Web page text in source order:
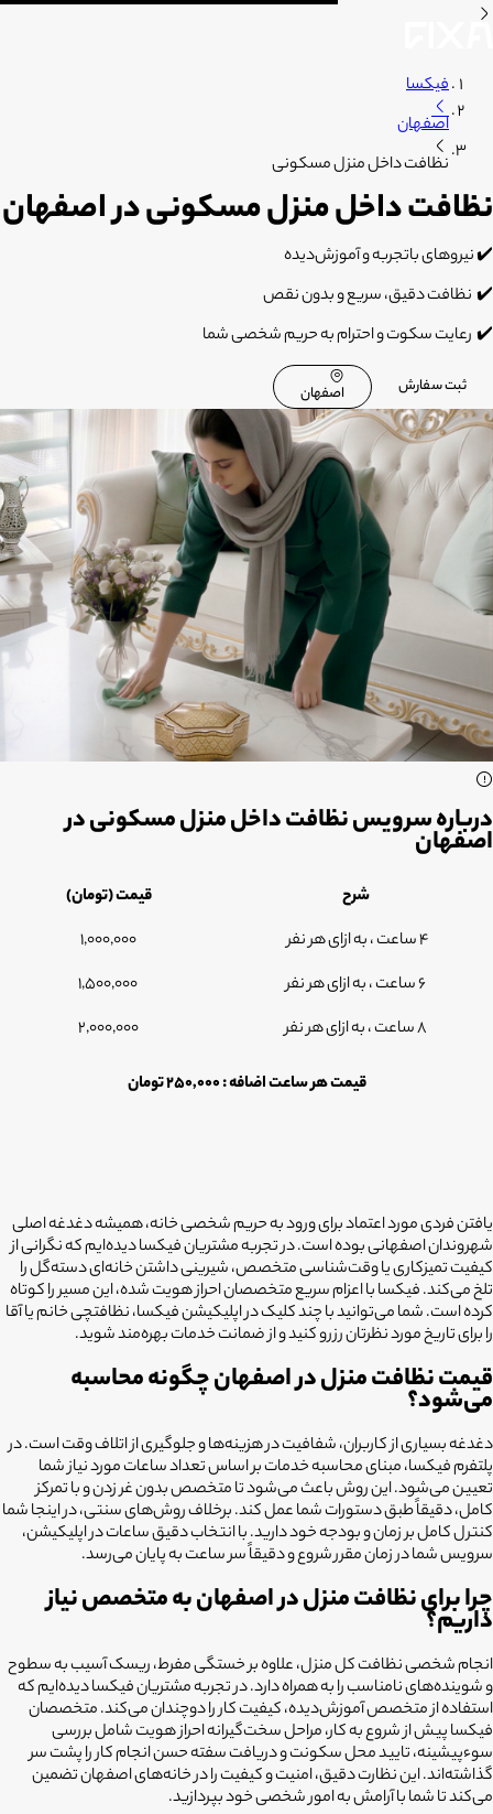
فیکسا
اصفهان
نظافت داخل منزل مسکونی
نظافت داخل منزل مسکونی در اصفهان
✔️نیروهای باتجربه و آموزش‌دیده
✔️ نظافت دقیق، سریع و بدون نقص
✔️ رعایت سکوت و احترام به حریم شخصی شما
ثبت سفارش اصفهان
درباره سرویس نظافت داخل منزل مسکونی در
اصفهان
شرح
قیمت (تومان)
4 ساعت ، به ازای هر نفر
1,000,000
6 ساعت ، به ازای هر نفر
1,500,000
8 ساعت ، به ازای هر نفر
2,000,000
قیمت هر ساعت اضافه : 250,000 تومان
یافتن فردی مورد اعتماد برای ورود به حریم شخصی خانه، همیشه دغدغه اصلی
شهروندان اصفهانی بوده است. در تجربه مشتریان فیکسا دیده‌ایم که نگرانی از
کیفیت تمیزکاری یا وقت‌شناسی متخصص، شیرینی داشتن خانه‌ای دسته‌گل را
تلخ می‌کند. فیکسا با اعزام سریع متخصصان احراز هویت شده، این مسیر را کوتاه
کرده است. شما می‌توانید با چند کلیک در اپلیکیشن فیکسا، نظافتچی خانم یا آقا
را برای تاریخ مورد نظرتان رزرو کنید و از ضمانت خدمات بهره‌مند شوید.
قیمت نظافت منزل در اصفهان چگونه محاسبه
می‌شود؟
دغدغه بسیاری از کاربران، شفافیت در هزینه‌ها و جلوگیری از اتلاف وقت است. در
پلتفرم فیکسا، مبنای محاسبه خدمات بر اساس تعداد ساعات مورد نیاز شما
تعیین می‌شود. این روش باعث می‌شود تا متخصص بدون غر زدن و با تمرکز
کامل، دقیقاً طبق دستورات شما عمل کند. برخلاف روش‌های سنتی، در اینجا شما
کنترل کامل بر زمان و بودجه خود دارید. با انتخاب دقیق ساعات در اپلیکیشن،
سرویس شما در زمان مقرر شروع و دقیقاً سر ساعت به پایان می‌رسد.
چرا برای نظافت منزل در اصفهان به متخصص نیاز
داریم؟
انجام شخصی نظافت کل منزل، علاوه بر خستگی مفرط، ریسک آسیب به سطوح
و شوینده‌های نامناسب را به همراه دارد. در تجربه مشتریان فیکسا دیده‌ایم که
استفاده از متخصص آموزش‌دیده، کیفیت کار را دوچندان می‌کند. متخصصان
فیکسا پیش از شروع به کار، مراحل سخت‌گیرانه احراز هویت شامل بررسی
سوءپیشینه، تایید محل سکونت و دریافت سفته حسن انجام کار را پشت سر
گذاشته‌اند. این نظارت دقیق، امنیت و کیفیت را در خانه‌های اصفهان تضمین
می‌کند تا شما با آرامش به امور شخصی خود بپردازید.